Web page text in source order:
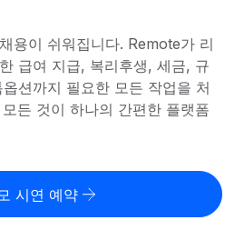
지급을 손쉽게 처리
세계로 사업을 확장
원 알아보기
루션 비교
보기
도구
용이 쉬워집니다. Remote가 리
급여 지급, 복리후생, 세금, 규
션까지 필요한 모든 작업을 처
든 것이 하나의 간편한 플랫폼
시연 예약